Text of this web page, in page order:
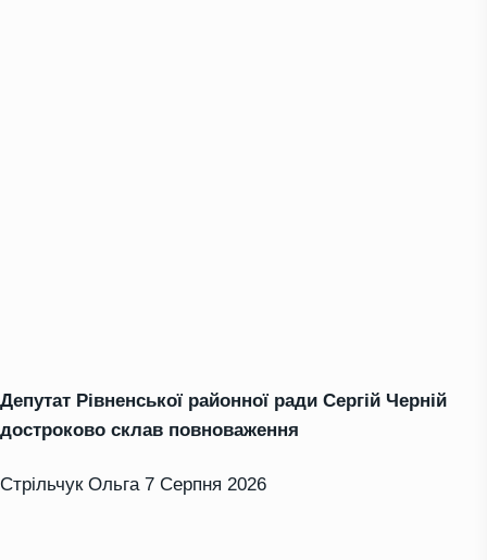
Депутат Рівненської районної ради Сергій Черній
достроково склав повноваження
Стрільчук Ольга 7 Серпня 2026